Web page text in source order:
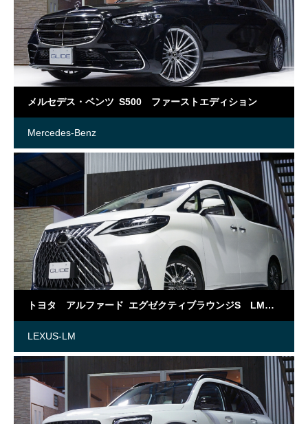
メルセデス・ベンツ S500 ファーストエディション
Mercedes-Benz
トヨタ アルファード エグゼクティブラウンジS LM仕様
LEXUS-LM